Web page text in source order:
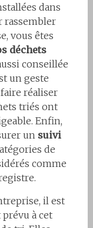
dans
rassembler
vous êtes
déchets
conseillée
un geste
réaliser
triés ont
Enfin,
un suivi
de
comme
il est
à cet